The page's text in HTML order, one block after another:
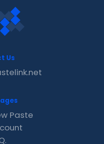
Us
Paste